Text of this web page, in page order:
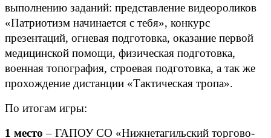
выполнению заданий: представление видеороликов
«Патриотизм начинается с тебя», конкурс
презентаций, огневая подготовка, оказание первой
медицинской помощи, физическая подготовка,
военная топография, строевая подготовка, а так же
прохождение дистанции «Тактическая тропа».
По итогам игры:
1 место – ГАПОУ СО «Нижнетагильский торгово-